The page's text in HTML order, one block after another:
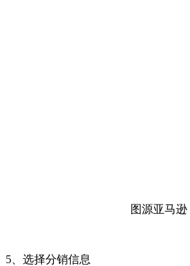
图源亚马逊
5、选择分销信息